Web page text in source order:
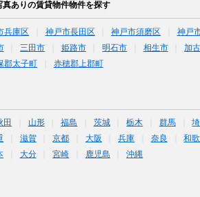
ありの賃貸物件物件を探す
兵庫区 神戸市長田区 神戸市須磨区 神戸
三田市 姫路市 明石市 相生市 加
郡太子町 赤穂郡上郡町
田 山形 福島 茨城 栃木 群馬
滋賀 京都 大阪 兵庫 奈良 和
大分 宮崎 鹿児島 沖縄